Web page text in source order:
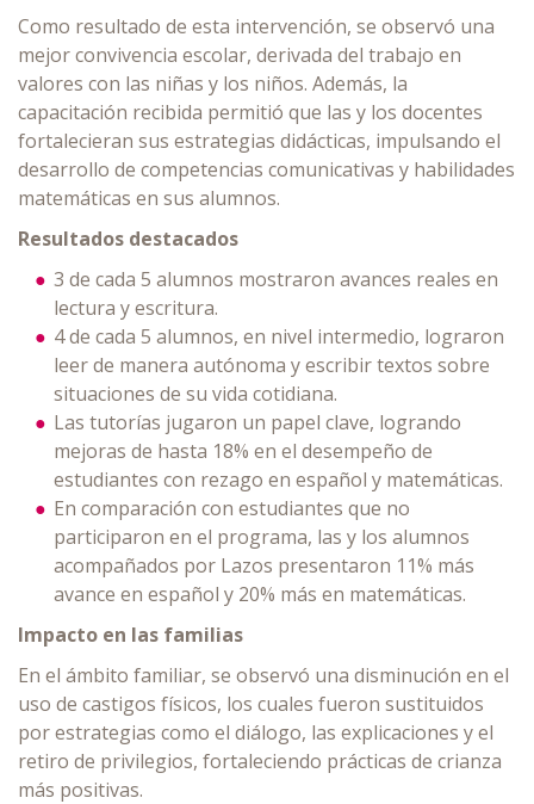
Como resultado de esta intervención, se observó una
mejor convivencia escolar, derivada del trabajo en
valores con las niñas y los niños. Además, la
capacitación recibida permitió que las y los docentes
fortalecieran sus estrategias didácticas, impulsando el
desarrollo de competencias comunicativas y habilidades
matemáticas en sus alumnos.
Resultados destacados
3 de cada 5 alumnos mostraron avances reales en
lectura y escritura.
4 de cada 5 alumnos, en nivel intermedio, lograron
leer de manera autónoma y escribir textos sobre
situaciones de su vida cotidiana.
Las tutorías jugaron un papel clave, logrando
mejoras de hasta 18% en el desempeño de
estudiantes con rezago en español y matemáticas.
En comparación con estudiantes que no
participaron en el programa, las y los alumnos
acompañados por Lazos presentaron 11% más
avance en español y 20% más en matemáticas.
Impacto en las familias
En el ámbito familiar, se observó una disminución en el
uso de castigos físicos, los cuales fueron sustituidos
por estrategias como el diálogo, las explicaciones y el
retiro de privilegios, fortaleciendo prácticas de crianza
más positivas.